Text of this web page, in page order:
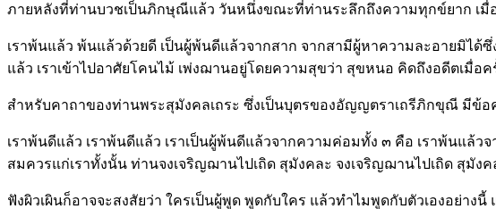
ภายหลังที่ท่านบวชเป็นภิกษุณีแล้ว วันหนึ่งขณะที่ท่านระลึกถึงความทุกข์ยาก เ
เราพ้นแล้ว พ้นแล้วด้วยดี เป็นผู้พ้นดีแล้วจากสาก จากสามีผู้หาความละอายมิได้
แล้ว เราเข้าไปอาศัยโคนไม้ เพ่งฌานอยู่โดยความสุขว่า สุขหนอ คิดถึงอดีตเ
สำหรับคาถาของท่านพระสุมังคลเถระ ซึ่งเป็นบุตรของอัญญตราเถรีภิกขุณี มีข้อ
เราพ้นดีแล้ว เราพ้นดีแล้ว เราเป็นผู้พ้นดีแล้วจากความค่อมทั้ง ๓ คือ เราพ้นแล้ว
สมควรแก่เราทั้งนั้น ท่านจงเจริญฌานไปเถิด สุมังคละ จงเจริญฌานไปเถิด สุมัง
ฟังผิวเผินก็อาจจะสงสัยว่า ใครเป็นผู้พูด พูดกับใคร แล้วทำไมพูดกับตัวเองอย่า